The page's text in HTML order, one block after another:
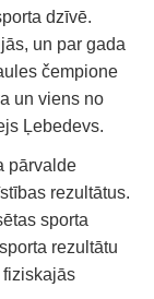
dzīvē.
un par gada
čempione
un viens no
Ļebedevs.
pārvalde
rezultātus.
sporta
rezultātu